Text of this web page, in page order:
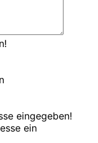
eingegeben!
ein